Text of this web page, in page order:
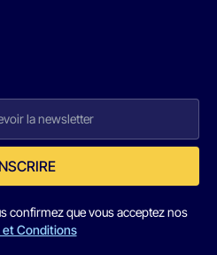
confirmez que vous acceptez nos
et Conditions